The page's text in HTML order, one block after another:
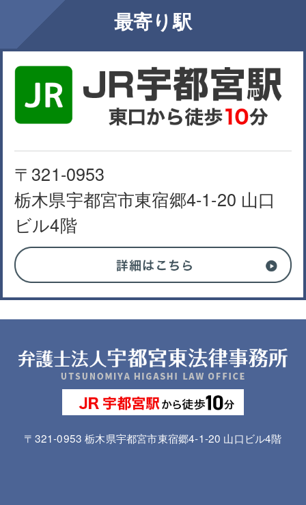
最寄り駅
〒321-0953
栃木県宇都宮市東宿郷4-1-20 山口
ビル4階
〒321-0953 栃木県宇都宮市東宿郷4-1-20 山口ビル4階